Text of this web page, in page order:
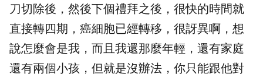
刀切除後，然後下個禮拜之後，很快的時間就
直接轉四期，癌細胞已經轉移，很訝異啊，想
說怎麼會是我，而且我還那麼年輕，還有家庭
還有兩個小孩，但就是沒辦法，你只能跟他對